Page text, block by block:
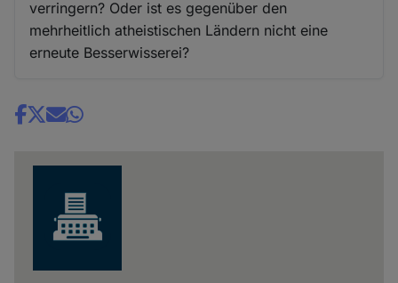
verringern? Oder ist es gegenüber den
mehrheitlich atheistischen Ländern nicht eine
erneute Besserwisserei?
Share